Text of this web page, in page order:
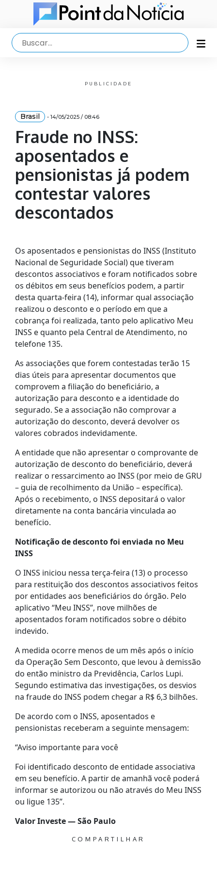
PUBLICIDADE
Brasil - 14/05/2025 / 08:46
Fraude no INSS:
aposentados e
pensionistas já podem
contestar valores
descontados
Os aposentados e pensionistas do INSS (Instituto
Nacional de Seguridade Social) que tiveram
descontos associativos e foram notificados sobre
os débitos em seus benefícios podem, a partir
desta quarta-feira (14), informar qual associação
realizou o desconto e o período em que a
cobrança foi realizada, tanto pelo aplicativo Meu
INSS e quanto pela Central de Atendimento, no
telefone 135.
As associações que forem contestadas terão 15
dias úteis para apresentar documentos que
comprovem a filiação do beneficiário, a
autorização para desconto e a identidade do
segurado. Se a associação não comprovar a
autorização do desconto, deverá devolver os
valores cobrados indevidamente.
A entidade que não apresentar o comprovante de
autorização de desconto do beneficiário, deverá
realizar o ressarcimento ao INSS (por meio de GRU
– guia de recolhimento da União – específica).
Após o recebimento, o INSS depositará o valor
diretamente na conta bancária vinculada ao
benefício.
Notificação de desconto foi enviada no Meu
INSS
O INSS iniciou nessa terça-feira (13) o processo
para restituição dos descontos associativos feitos
por entidades aos beneficiários do órgão. Pelo
aplicativo “Meu INSS”, nove milhões de
aposentados foram notificados sobre o débito
indevido.
A medida ocorre menos de um mês após o início
da Operação Sem Desconto, que levou à demissão
do então ministro da Previdência, Carlos Lupi.
Segundo estimativa das investigações, os desvios
na fraude do INSS podem chegar a R$ 6,3 bilhões.
De acordo com o INSS, aposentados e
pensionistas receberam a seguinte mensagem:
“Aviso importante para você
Foi identificado desconto de entidade associativa
em seu benefício. A partir de amanhã você poderá
informar se autorizou ou não através do Meu INSS
ou ligue 135”.
Valor Investe — São Paulo
COMPARTILHAR